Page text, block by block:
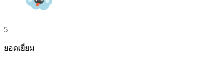
5
ยอดเยี่ยม